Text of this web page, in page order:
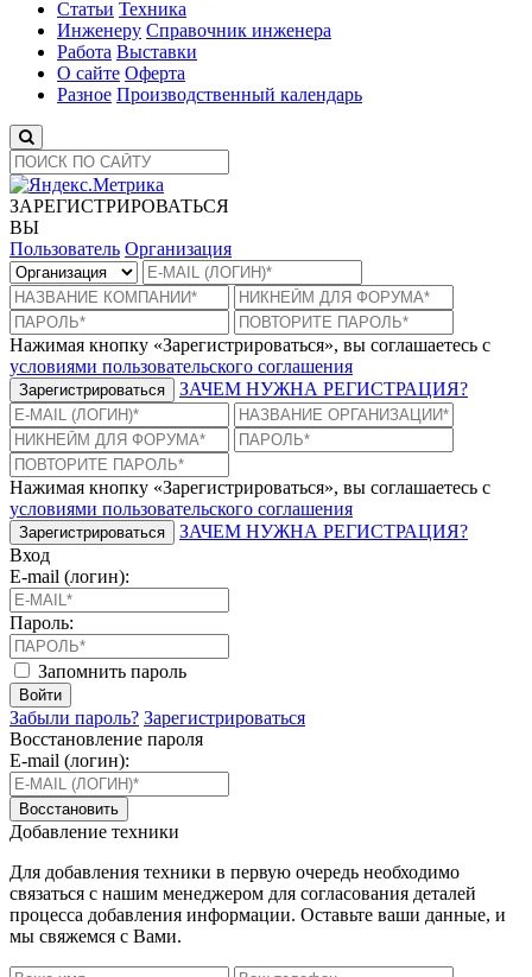
Статьи Техника
Инженеру Справочник инженера
Работа Выставки
О сайте Оферта
Разное Производственный календарь
ЗАРЕГИСТРИРОВАТЬСЯ
ВЫ
Пользователь Организация
Нажимая кнопку «Зарегистрироваться», вы соглашаетесь с
условиями пользовательского соглашения
Зарегистрироваться ЗАЧЕМ НУЖНА РЕГИСТРАЦИЯ?
Нажимая кнопку «Зарегистрироваться», вы соглашаетесь с
условиями пользовательского соглашения
Зарегистрироваться
ЗАЧЕМ НУЖНА РЕГИСТРАЦИЯ?
Вход
E-mail (логин):
Пароль:
Запомнить пароль
Войти
Забыли пароль? Зарегистрироваться
Восстановление пароля
E-mail (логин):
Восстановить
Добавление техники
Для добавления техники в первую очередь необходимо
связаться с нашим менеджером для согласования деталей
процесса добавления информации. Оставьте ваши данные, и
мы свяжемся с Вами.